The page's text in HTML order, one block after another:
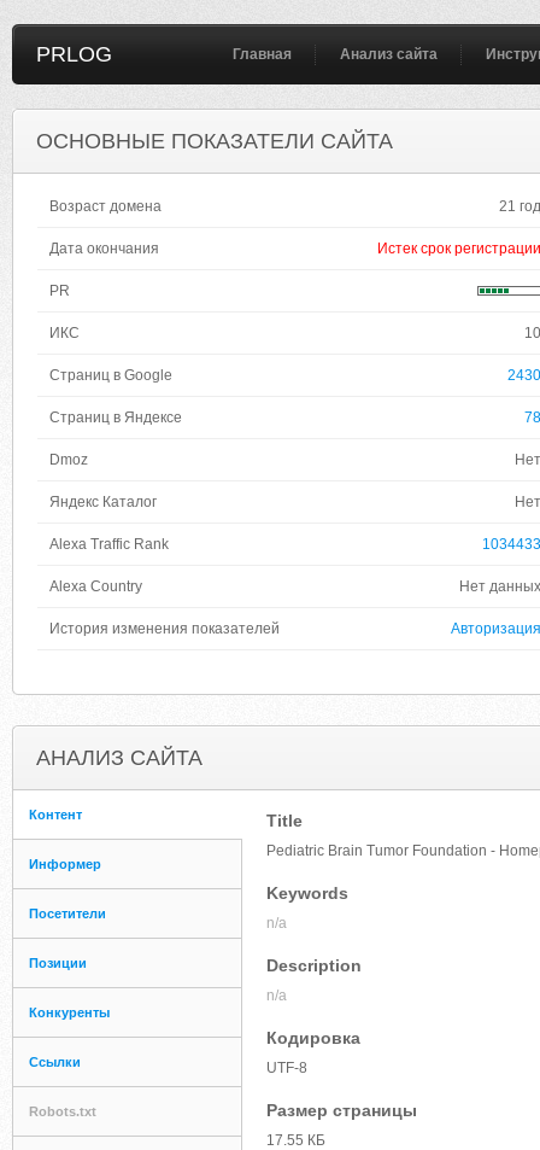
PRLOG Главная Анализ сайта
ОСНОВНЫЕ ПОКАЗАТЕЛИ САЙТА
Возраст домена 21 год
Дата окончания Истек срок регистрации
PR
ИКС 10
Страниц в Google 2430
Страниц в Яндексе 78
Dmoz Нет
Яндекс Каталог Нет
Alexa Traffic Rank 1034433
Alexa Country Нет данных
История изменения показателей Авторизация
АНАЛИЗ САЙТА
Контент
Информер
Посетители
Позиции
Конкуренты
Ссылки
Robots.txt
Title
Pediatric Brain Tumor Foundation -
Keywords
n/a
Description
n/a
Кодировка
UTF-8
Размер страницы
17.55 КБ